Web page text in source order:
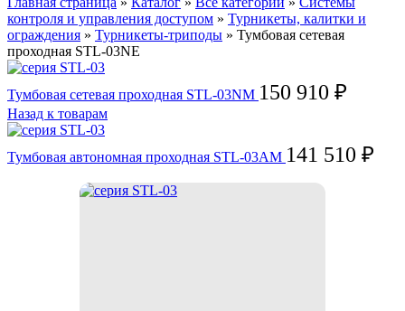
контроля и управления доступом » Турникеты, калитки и
ограждения » Турникеты-триподы » Тумбовая сетевая
проходная STL-03NE
Тумбовая сетевая проходная STL-03NM 150 910 ₽
Назад к товарам
Тумбовая автономная проходная STL-03AM 141 510 ₽